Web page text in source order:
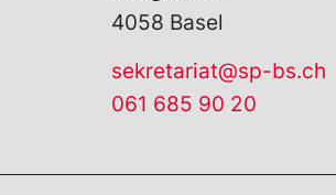
4058 Basel
sekretariat@sp-bs.ch
061 685 90 20